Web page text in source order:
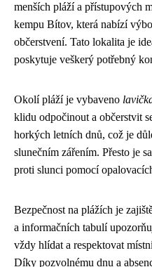
menších pláží a přístupových
kempu Bítov, která nabízí
občerstvení. Tato lokalita je
poskytuje veškerý potřebný
Okolí pláží je vybaveno
klidu odpočinout a občerstvit
horkých letních dnů, což je
slunečním zářením. Přesto je
proti slunci pomocí
Bezpečnost na plážích je
a informačních tabulí
vždy hlídat a respektovat
Díky pozvolnému dnu a